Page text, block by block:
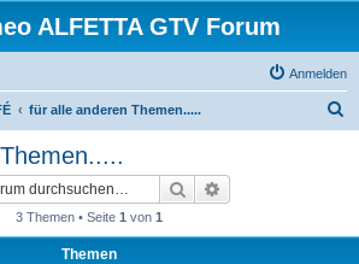
ALFETTA GTV Forum
Anmelden
für alle anderen Themen.....
Suche
3 Themen • Seite 1 von 1
Themen